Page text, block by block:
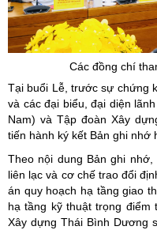
Các đồng chí
Tại buổi Lễ, trước sự chứng
và các đại biểu, đại diện
Nam) và Tập đoàn Xây
tiến hành ký kết Bản ghi nhớ
Theo nội dung Bản ghi
liên lạc và cơ chế trao đổi
án quy hoạch hạ tầng giao
hạ tầng kỹ thuật trọng điểm
Xây dựng Thái Bình Dương